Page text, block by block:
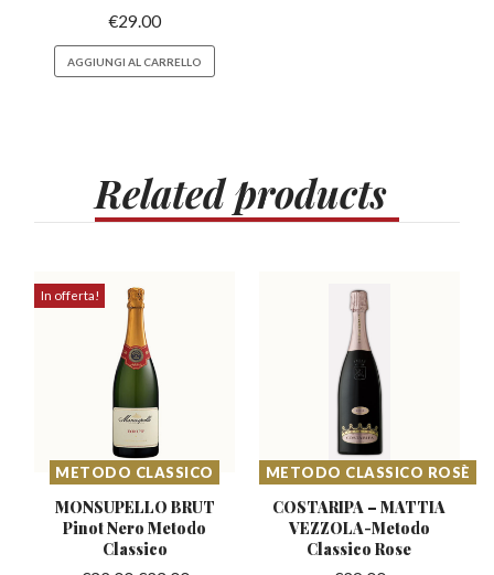
€29.00
AGGIUNGI AL CARRELLO
Relatedproducts
In offerta!
METODO CLASSICO
MONSUPELLO BRUT
PinotNero Metodo
Classico
METODO CLASSICO ROSÈ
COSTARIPA – MATTIA
VEZZOLA-Metodo
Classico Rose